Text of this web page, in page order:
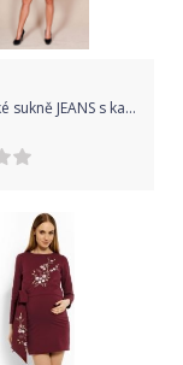
Těhotenské sukně JEANS s kapsami - černá - XS (32-34)